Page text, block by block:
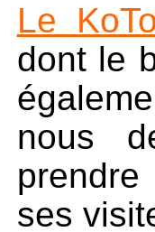
Le
dont le
nous
ses